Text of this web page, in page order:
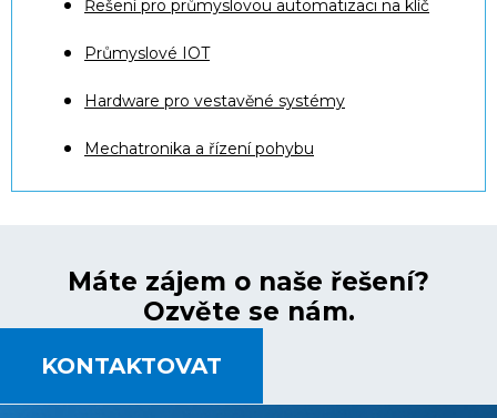
Řešení pro průmyslovou automatizaci na klíč
Průmyslové IOT
Hardware pro vestavěné systémy
Mechatronika a řízení pohybu
Máte zájem o naše řešení?
Ozvěte se nám.
KONTAKTOVAT